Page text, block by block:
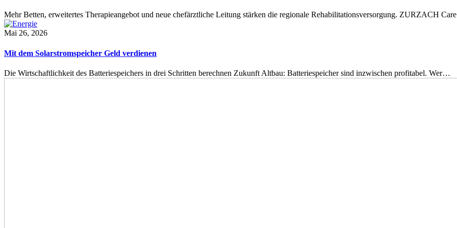
Mehr Betten, erweitertes Therapieangebot und neue chefärztliche Leitung stärken die regionale Rehabilitationsversorgung. ZURZACH
Mai 26, 2026
Mit dem Solarstromspeicher Geld verdienen
Die Wirtschaftlichkeit des Batteriespeichers in drei Schritten berechnen Zukunft Altbau: Batteriespeicher sind inzwischen profitabel. Wer…